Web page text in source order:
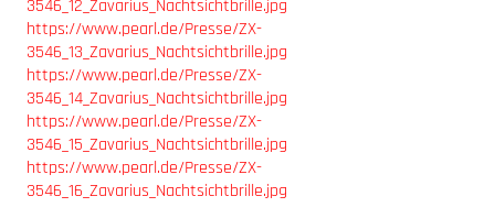
3546_12_Zavarius_Nachtsichtbrille.jpg
https://www.pearl.de/Presse/ZX-
3546_13_Zavarius_Nachtsichtbrille.jpg
https://www.pearl.de/Presse/ZX-
3546_14_Zavarius_Nachtsichtbrille.jpg
https://www.pearl.de/Presse/ZX-
3546_15_Zavarius_Nachtsichtbrille.jpg
https://www.pearl.de/Presse/ZX-
3546_16_Zavarius_Nachtsichtbrille.jpg